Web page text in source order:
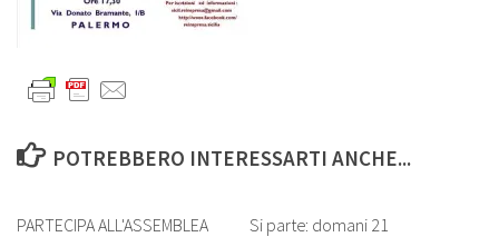
POTREBBERO INTERESSARTI ANCHE...
PARTECIPA ALL'ASSEMBLEA
Si parte: domani 21